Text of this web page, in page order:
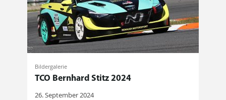
Bildergalerie
TCO Bernhard Stitz 2024
26. September 2024